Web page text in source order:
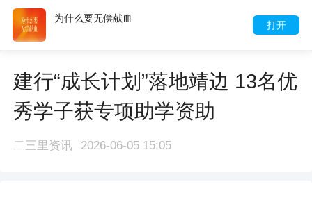
打开
为什么要无偿献血
建行“成长计划”落地靖边 13名优
秀学子获专项助学资助
二三里资讯 2026-06-05 15:05